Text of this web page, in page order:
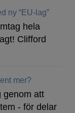
ny “EU-lag”
hela
Clifford
mer?
genom att
- för delar